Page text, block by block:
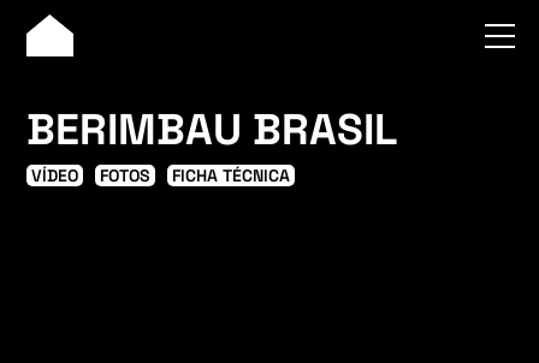
BERIMBAU BRASIL
VÍDEO FOTOS FICHA TÉCNICA